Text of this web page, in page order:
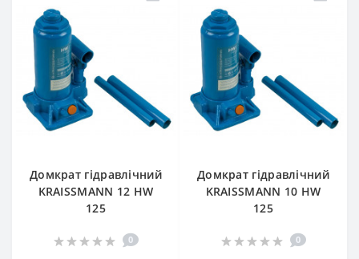
Домкрат гідравлічний
KRAISSMANN 12 HW
125
0
Домкрат гідравлічний
KRAISSMANN 10 HW
125
0